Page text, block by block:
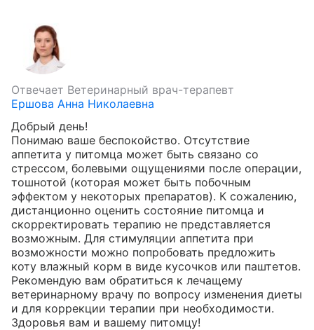
Отвечает Ветеринарный врач-терапевт
Ершова Анна Николаевна
Добрый день!
Понимаю ваше беспокойство. Отсутствие
аппетита у питомца может быть связано со
стрессом, болевыми ощущениями после операции,
тошнотой (которая может быть побочным
эффектом у некоторых препаратов). К сожалению,
дистанционно оценить состояние питомца и
скорректировать терапию не представляется
возможным. Для стимуляции аппетита при
возможности можно попробовать предложить
коту влажный корм в виде кусочков или паштетов.
Рекомендую вам обратиться к лечащему
ветеринарному врачу по вопросу изменения диеты
и для коррекции терапии при необходимости.
Здоровья вам и вашему питомцу!